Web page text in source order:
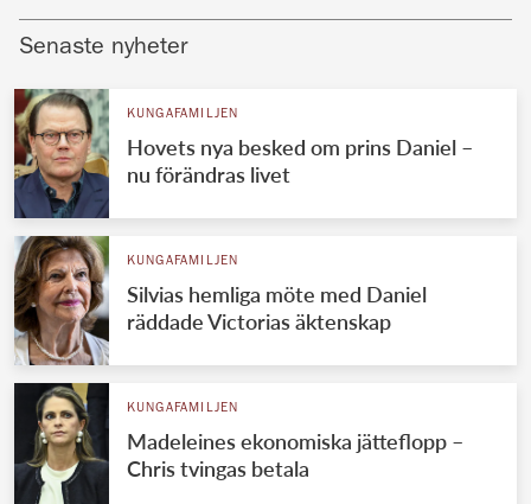
Senaste nyheter
KUNGAFAMILJEN
Hovets nya besked om prins Daniel –
nu förändras livet
KUNGAFAMILJEN
Silvias hemliga möte med Daniel
räddade Victorias äktenskap
KUNGAFAMILJEN
Madeleines ekonomiska jätteflopp –
Chris tvingas betala